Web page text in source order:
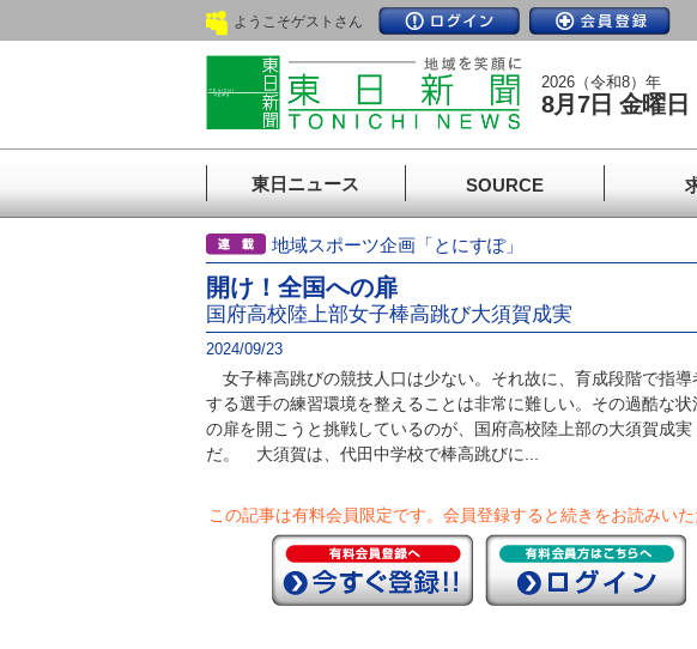
ようこそゲストさん
2026（令和8）年
8月7日 金曜日
東日ニュース SOURCE
地域スポーツ企画「とにすぽ」
開け！全国への扉
国府高校陸上部女子棒高跳び大須賀成実
2024/09/23
女子棒高跳びの競技人口は少ない。それ故に、育成段階で指導
する選手の練習環境を整えることは非常に難しい。その過酷な状
の扉を開こうと挑戦しているのが、国府高校陸上部の大須賀成実
だ。 大須賀は、代田中学校で棒高跳びに...
この記事は有料会員限定です。 会員登録すると続きをお読みいた